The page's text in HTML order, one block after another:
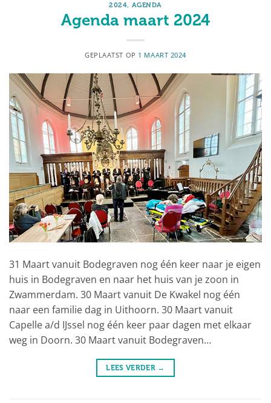
2024, AGENDA
Agenda maart 2024
GEPLAATST OP 1 MAART 2024
31 Maart vanuit Bodegraven nog één keer naar je eigen
huis in Bodegraven en naar het huis van je zoon in
Zwammerdam. 30 Maart vanuit De Kwakel nog één
naar een familie dag in Uithoorn. 30 Maart vanuit
Capelle a/d IJssel nog één keer paar dagen met elkaar
weg in Doorn. 30 Maart vanuit Bodegraven…
LEES VERDER →